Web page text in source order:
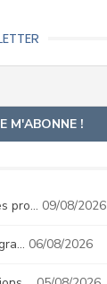
pro… 09/08/2026
06/08/2026